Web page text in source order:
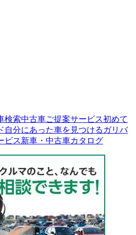
検索中古車ご提案サービス初めて
自分にあった車を見つける ガリバ
ビス新車・中古車カタログ